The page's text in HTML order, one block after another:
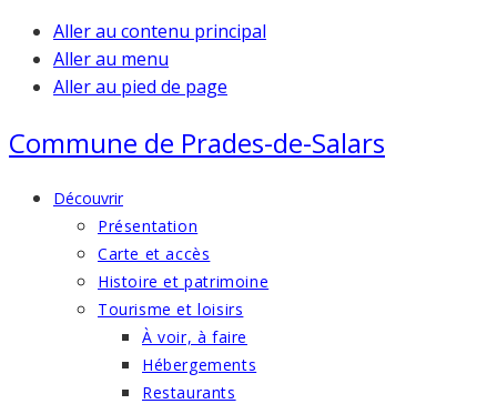
Aller au contenu principal
Aller au menu
Aller au pied de page
Commune de Prades-de-Salars
Découvrir
Présentation
Carte et accès
Histoire et patrimoine
Tourisme et loisirs
À voir, à faire
Hébergements
Restaurants